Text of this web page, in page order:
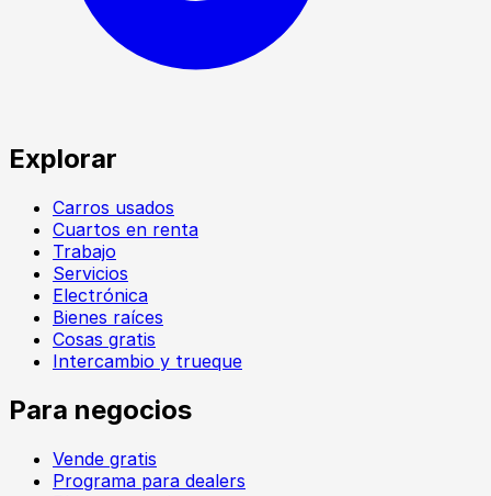
Explorar
Carros usados
Cuartos en renta
Trabajo
Servicios
Electrónica
Bienes raíces
Cosas gratis
Intercambio y trueque
Para negocios
Vende gratis
Programa para dealers